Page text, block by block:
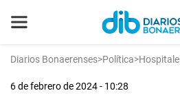
Diarios Bonaerenses>Política>
6 de febrero de 2024 - 10:28